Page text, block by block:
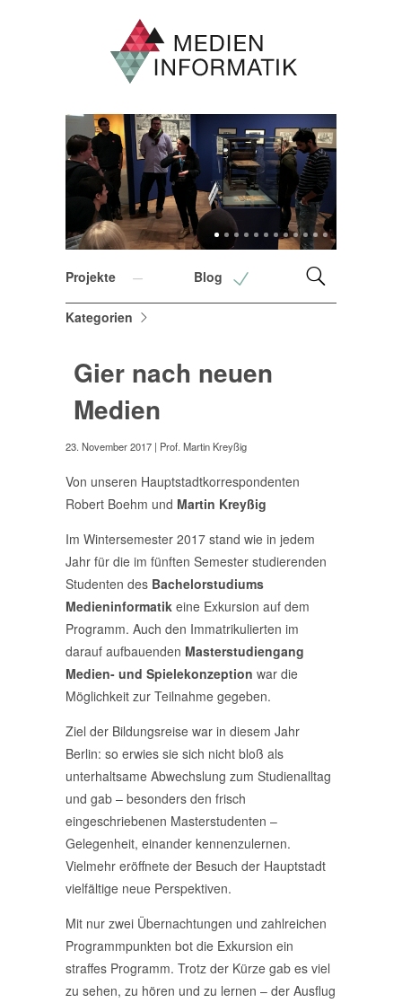
2 789 10 1112
Projekte
Blog
Kategorien
Gier nach neuen
Medien
23. November 2017 | Prof. Martin Kreyßig
Von unseren Hauptstadtkorrespondenten
Robert Boehm und Martin Kreyßig
Im Wintersemester 2017 stand wie in jedem
Jahr für die im fünften Semester studierenden
Studenten des Bachelorstudiums
Medieninformatik eine Exkursion auf dem
Programm. Auch den Immatrikulierten im
darauf aufbauenden Masterstudiengang
Medien- und Spielekonzeption war die
Möglichkeit zur Teilnahme gegeben.
Ziel der Bildungsreise war in diesem Jahr
Berlin: so erwies sie sich nicht bloß als
unterhaltsame Abwechslung zum Studienalltag
und gab – besonders den frisch
eingeschriebenen Masterstudenten –
Gelegenheit, einander kennenzulernen.
Vielmehr eröffnete der Besuch der Hauptstadt
vielfältige neue Perspektiven.
Mit nur zwei Übernachtungen und zahlreichen
Programmpunkten bot die Exkursion ein
straffes Programm. Trotz der Kürze gab es viel
zu sehen, zu hören und zu lernen – der Ausflug